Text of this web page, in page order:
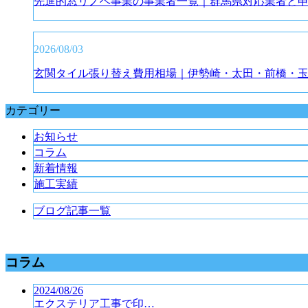
2026/08/03
玄関タイル張り替え費用相場｜伊勢崎・太田・前橋・
カテゴリー
お知らせ
コラム
新着情報
施工実績
ブログ記事一覧
コラム
2024/08/26
エクステリア工事で印…